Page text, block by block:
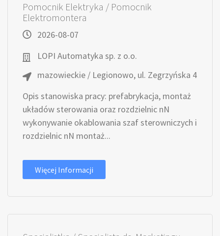
Pomocnik Elektryka / Pomocnik
Elektromontera
2026-08-07
LOPI Automatyka sp. z o.o.
mazowieckie / Legionowo, ul. Zegrzyńska 4
Opis stanowiska pracy: prefabrykacja, montaż
układów sterowania oraz rozdzielnic nN
wykonywanie okablowania szaf sterowniczych i
rozdzielnic nN montaż...
Więcej Informacji